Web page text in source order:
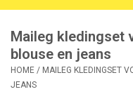
SALE
Cadeauservice
info
Maileg kledingset
blouse en jeans
HOME / MAILEG KLEDINGSET
JEANS